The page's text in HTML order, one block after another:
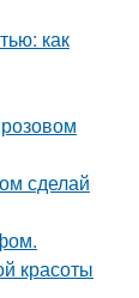
как
сделай
красоты